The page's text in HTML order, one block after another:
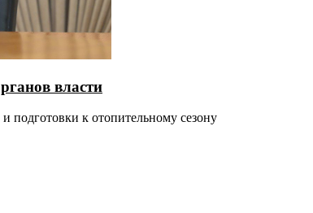
власти
подготовки к отопительному сезону